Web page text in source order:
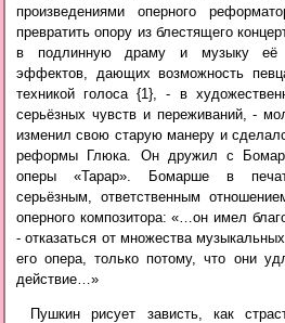
произведениями оперного
превратить опору из блестящего
в подлинную драму и музыку её
эффектов, дающих возможность
техникой голоса {1}, - в
серьёзных чувств и переживаний, -
изменил свою старую манеру и
реформы Глюка. Он дружил с
оперы «Тарар». Бомарше в
серьёзным, ответственным
оперного композитора: «…он имел
- отказаться от множества
его опера, только потому, что они
действие…»
Пушкин рисует зависть, как